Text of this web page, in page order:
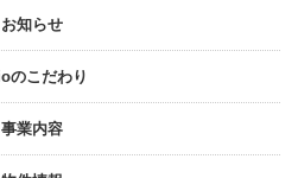
お知らせ
のこだわり
事業内容